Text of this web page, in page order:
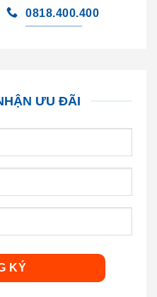
0818.400.400
ƯU ĐÃI